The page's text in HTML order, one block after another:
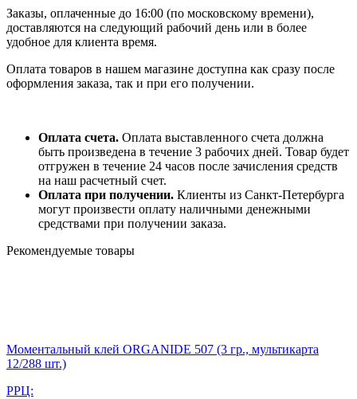
Заказы, оплаченные до 16:00 (по московскому времени),
доставляются на следующий рабочий день или в более
удобное для клиента время.
Оплата товаров в нашем магазине доступна как сразу после
оформления заказа, так и при его получении.
Оплата счета. Оплата выставленного счета должна
быть произведена в течение 3 рабочих дней. Товар будет
отгружен в течение 24 часов после зачисления средств
на наш расчетный счет.
Оплата при получении. Клиенты из Санкт-Петербурга
могут произвести оплату наличными денежными
средствами при получении заказа.
Рекомендуемые товары
Моментальный клей ORGANIDE 507 (3 гр., мультикарта
12/288 шт.)
РРЦ: